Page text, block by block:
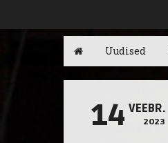
Uudised
14 VEEBR.
2023